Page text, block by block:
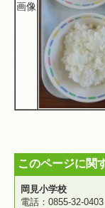
画像
このページに関
岡見小学校
電話：0855-32-